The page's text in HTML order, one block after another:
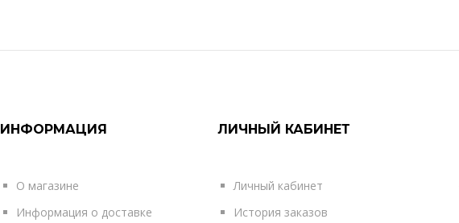
ИНФОРМАЦИЯ
О магазине
Информация о доставке
ЛИЧНЫЙ КАБИНЕТ
Личный кабинет
История заказов